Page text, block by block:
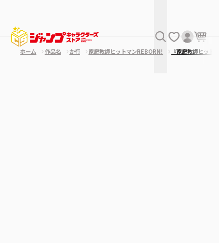
ホーム 作品名 か行 家庭教師ヒットマンREBORN! 『家庭教師ヒッ